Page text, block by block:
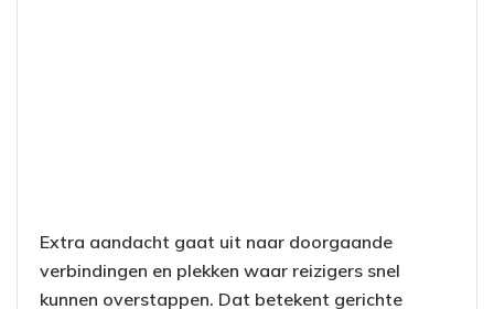
Extra aandacht gaat uit naar doorgaande
verbindingen en plekken waar reizigers snel
kunnen overstappen. Dat betekent gerichte